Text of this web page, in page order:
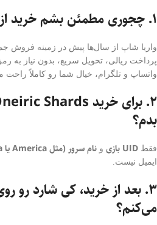
۱. چجوری مطمئن بشم خرید از واریا شاپ امنه؟
واریا شاپ از سال‌ها پیش در زمینه فروش
پرداخت ریالی، تحویل سریع، بدون نیاز به
واتساپ و تلگرام، خیال شما رو کاملاً راحت
بدم؟
فقط UID بازی و نام سرور (مثل America یا Asia)
ایمیل نیست.
۳. بعد از خرید، کی شارد رو
می‌کنم؟